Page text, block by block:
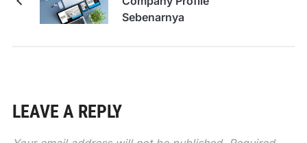
Sebenarnya
LEAVE A REPLY